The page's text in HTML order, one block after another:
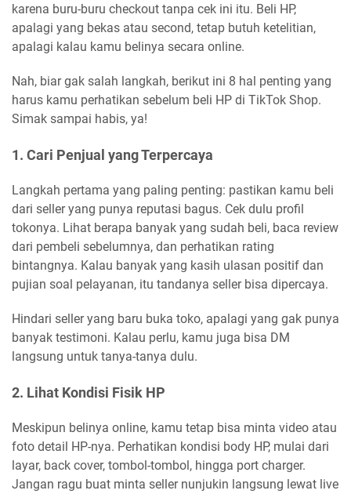
karena buru-buru checkout tanpa cek ini itu. Beli HP,
apalagi yang bekas atau second, tetap butuh ketelitian,
apalagi kalau kamu belinya secara online.
Nah, biar gak salah langkah, berikut ini 8 hal penting yang
harus kamu perhatikan sebelum beli HP di TikTok Shop.
Simak sampai habis, ya!
1. Cari Penjual yang Terpercaya
Langkah pertama yang paling penting: pastikan kamu beli
dari seller yang punya reputasi bagus. Cek dulu profil
tokonya. Lihat berapa banyak yang sudah beli, baca review
dari pembeli sebelumnya, dan perhatikan rating
bintangnya. Kalau banyak yang kasih ulasan positif dan
pujian soal pelayanan, itu tandanya seller bisa dipercaya.
Hindari seller yang baru buka toko, apalagi yang gak punya
banyak testimoni. Kalau perlu, kamu juga bisa DM
langsung untuk tanya-tanya dulu.
2. Lihat Kondisi Fisik HP
Meskipun belinya online, kamu tetap bisa minta video atau
foto detail HP-nya. Perhatikan kondisi body HP, mulai dari
layar, back cover, tombol-tombol, hingga port charger.
Jangan ragu buat minta seller nunjukin langsung lewat live